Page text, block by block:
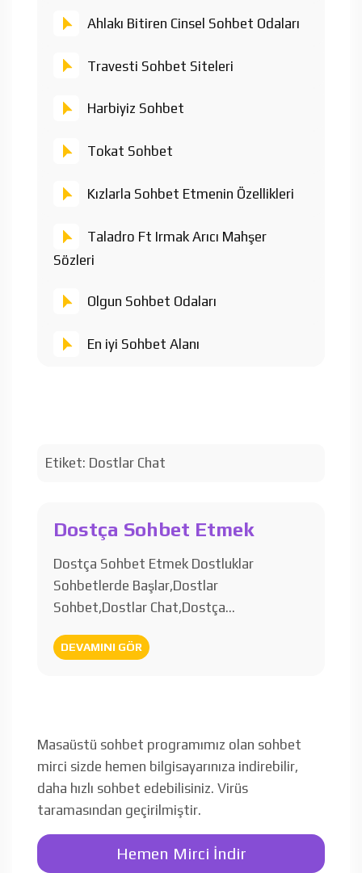
Ahlakı Bitiren Cinsel Sohbet Odaları
Travesti Sohbet Siteleri
Harbiyiz Sohbet
Tokat Sohbet
Kızlarla Sohbet Etmenin Özellikleri
Taladro Ft Irmak Arıcı Mahşer
Sözleri
Olgun Sohbet Odaları
En iyi Sohbet Alanı
Etiket: Dostlar Chat
Dostça Sohbet Etmek
Dostça Sohbet Etmek Dostluklar
Sohbetlerde Başlar,Dostlar
Sohbet,Dostlar Chat,Dostça…
DEVAMINI GÖR
Masaüstü sohbet programımız olan sohbet
mirci sizde hemen bilgisayarınıza indirebilir,
daha hızlı sohbet edebilisiniz. Virüs
taramasından geçirilmiştir.
Hemen Mirci İndir